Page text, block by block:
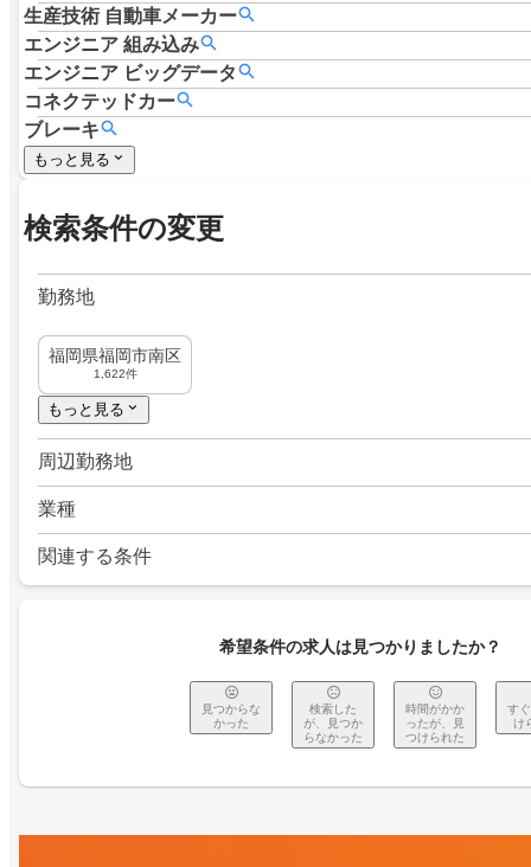
生産技術 自動車メーカー
エンジニア 組み込み
エンジニア ビッグデータ
コネクテッドカー
ブレーキ
もっと見る
検索条件の変更
勤務地
福岡県福岡市南区
1,622件
もっと見る
周辺勤務地
業種
関連する条件
希望条件の求人は見つかりましたか？
見つからな
かった
検索した
が、見つか
らなかった
時間がかか
ったが、見
つけられた
す
け